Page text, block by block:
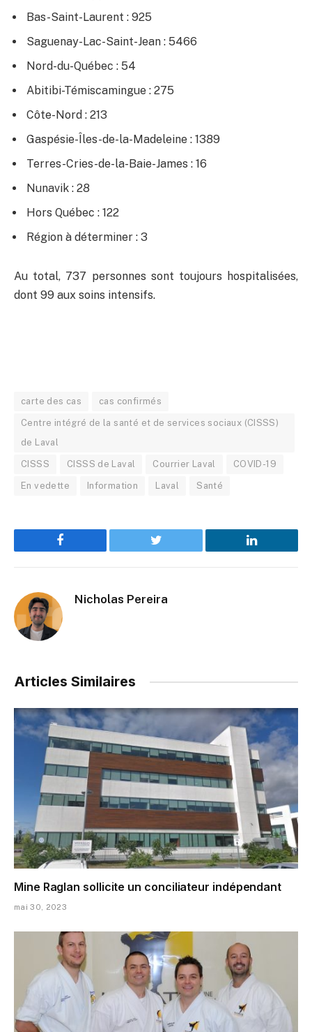
Bas-Saint-Laurent : 925
Saguenay-Lac-Saint-Jean : 5466
Nord-du-Québec : 54
Abitibi-Témiscamingue : 275
Côte-Nord : 213
Gaspésie-Îles-de-la-Madeleine : 1389
Terres-Cries-de-la-Baie-James : 16
Nunavik : 28
Hors Québec : 122
Région à déterminer : 3
Au total, 737 personnes sont toujours hospitalisées,
dont 99 aux soins intensifs.
carte des cas cas confirmés
Centre intégré de la santé et de services sociaux (CISSS)
de Laval
CISSS CISSS de Laval Courrier Laval COVID-19
En vedette Information Laval Santé
Facebook Twitter LinkedIn
Nicholas Pereira
Articles Similaires
Mine Raglan sollicite un conciliateur indépendant
mai 30, 2023